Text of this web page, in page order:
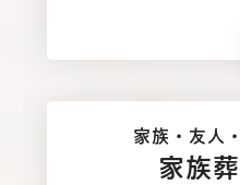
家族・友⼈
家族葬